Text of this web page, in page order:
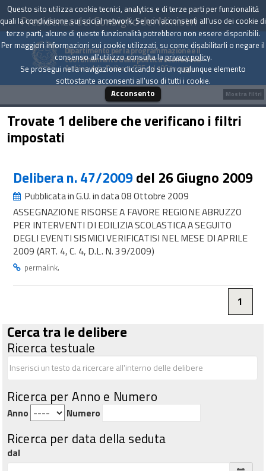
Presidenza del Consiglio dei Ministri
Dipartimento per la programmazione e il
coordinamento della politica economica
Archivio delle Delibere CIPE dal 1967 a oggi
Trovate 1 delibere che verificano i filtri
impostati
Delibera n. 47/2009del 26 Giugno 2009
Pubblicata in G.U. in data 08 Ottobre 2009
ASSEGNAZIONE RISORSE A FAVORE REGIONE ABRUZZO
PER INTERVENTI DI EDILIZIA SCOLASTICA A SEGUITO
DEGLI EVENTI SISMICI VERIFICATISI NEL MESE DI APRILE
2009 (ART. 4, C. 4, D.L. N. 39/2009)
permalink.
1
Cerca tra le delibere
Ricerca testuale
Ricerca per Anno e Numero
Anno Numero
Ricerca per data della seduta
dal
Mostra filtri
Questo sito utilizza cookie tecnici, analytics e di terze parti per funzionalità
quali la condivisione sui social network. Se non acconsenti all'uso dei cookie di
terze parti, alcune di queste funzionalità potrebbero non essere disponibili.
Per maggiori informazioni sui cookie utilizzati, su come disabilitarli o negare il
consenso all'utilizzo consulta laprivacy policy.
Se prosegui nella navigazione cliccando su un qualunque elemento
sottostante acconsenti all'uso di tutti i cookie.
Acconsento